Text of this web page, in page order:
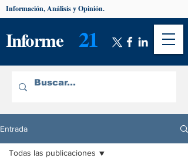
Informe 21
Información, Análisis y Opinión.
Entrada
Todas las publicaciones